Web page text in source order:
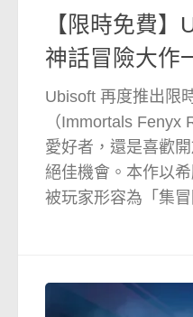
【限時免費
神話冒險大作
Ubisoft 再度推出限
（Immortals
愛好者，還是喜歡
絕佳機會。本作以
被玩家形容為「集